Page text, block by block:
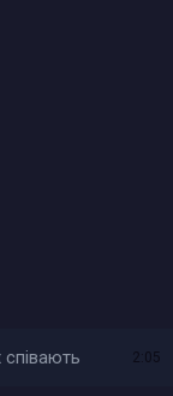
співають 2:05